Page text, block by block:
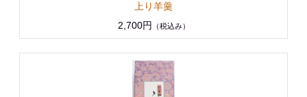
上り羊羹
2,700円
（税込み）